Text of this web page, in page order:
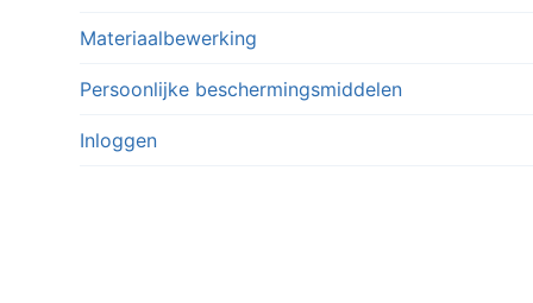
Materiaalbewerking
Persoonlijke beschermingsmiddelen
Inloggen